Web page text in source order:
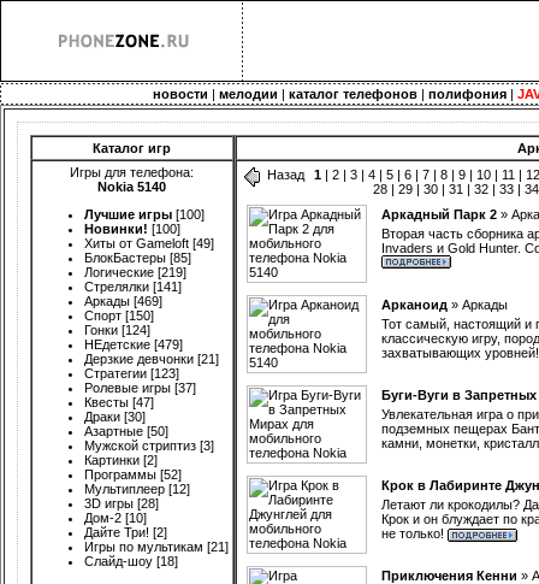
новости |мелодии |каталог телефонов |полифония |
Каталог игр
Игры для телефона:
Nokia 5140
Лучшие игры [100]
Новинки! [100]
Хиты от Gameloft [49]
БлокБастеры [85]
Логические [219]
Стрелялки [141]
Аркады [469]
Спорт [150]
Гонки [124]
НЕдетские [479]
Дерзкие девчонки [21]
Стратегии [123]
Ролевые игры [37]
Квесты [47]
Драки [30]
Азартные [50]
Мужской стриптиз [3]
Картинки [2]
Программы [52]
Мультиплеер [12]
3D игры [28]
Дом-2 [10]
Дайте Три! [2]
Игры по мультикам [21]
Слайд-шоу [18]
Назад
1 |2 |3 |4 |5 |6 |7 |8 |9 | 10 | 11 |
28 |29 |30 |31 |32 |33 |34
Аркадный Парк 2 »
Вторая часть сборника
Invaders и Gold Hunter.
Арканоид » Аркады
Тот самый, настоящий и
классическую игру,
захватывающих
Буги-Вуги в
Увлекательная игра о
подземных пещерах
камни, монетки,
Крок в Лабиринте
Летают ли крокодилы?
Крок и он блуждает по
не только!
Приключения Кенни »